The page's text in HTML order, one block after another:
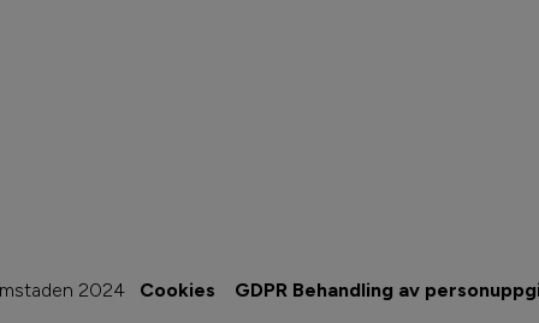
2024 Cookies GDPR Behandling av